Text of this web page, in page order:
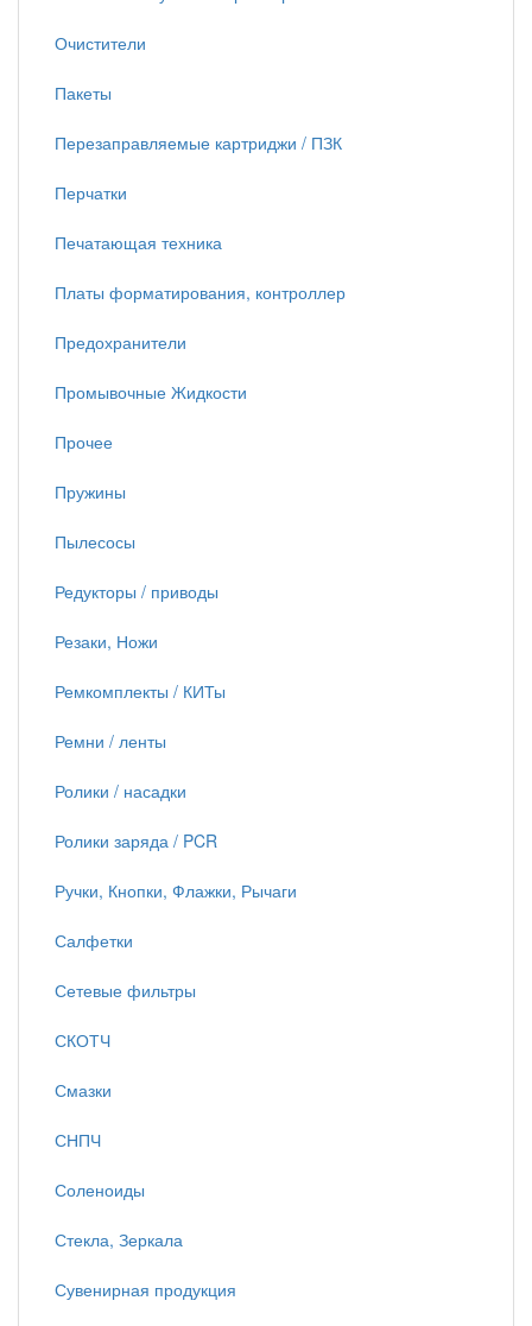
Очистители
Пакеты
Перезаправляемые картриджи / ПЗК
Перчатки
Печатающая техника
Платы форматирования, контроллер
Предохранители
Промывочные Жидкости
Прочее
Пружины
Пылесосы
Редукторы / приводы
Резаки, Ножи
Ремкомплекты / КИТы
Ремни / ленты
Ролики / насадки
Ролики заряда / PCR
Ручки, Кнопки, Флажки, Рычаги
Салфетки
Сетевые фильтры
СКОТЧ
Смазки
СНПЧ
Соленоиды
Стекла, Зеркала
Сувенирная продукция